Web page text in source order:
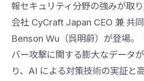
報セキュリティ分野の強みが取
会社 CyCraft Japan CEO 兼 共
Benson Wu（呉明蔚）が登場。
バー攻撃に関する膨大なデータ
り、AI による対策技術の実証と